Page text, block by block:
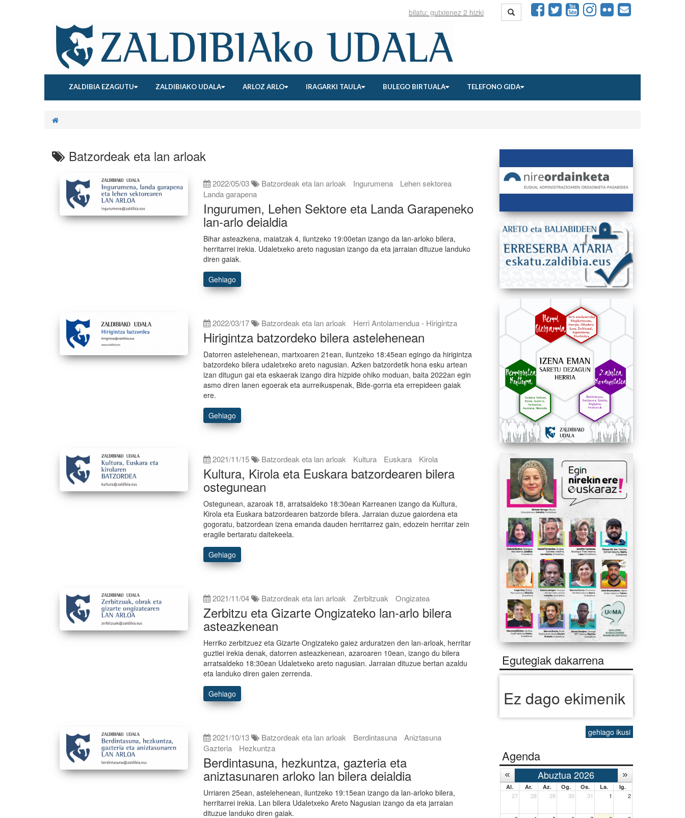
ZALDIBIA EZAGUTU ZALDIBIAKO UDALA ARLOZ ARLO IRAGARKI TAULA BULEGO BIRTUALA TELEFONO GIDA
Batzordeak eta lan arloak
2022/05/03 Batzordeak eta lan arloak Ingurumena
Lehen sektorea
Landa garapena
Ingurumen, Lehen Sektore eta Landa Garapeneko
lan-arlo deialdia
Bihar asteazkena, maiatzak 4, iluntzeko 19:00etan izango da lan-arloko bilera,
herritarrei irekia. Udaletxeko areto nagusian izango da eta jarraian dituzue landuko
diren gaiak.
Gehiago
2022/03/17 Batzordeak eta lan arloak Herri Antolamendua - Hirigintza
Hirigintza batzordeko bilera astelehenean
Datorren astelehenean, martxoaren 21ean, iluntzeko 18:45ean egingo da hirigintza
batzordeko bilera udaletxeko areto nagusian. Azken batzordetik hona esku artean
izan ditugun gai eta eskaerak izango dira hizpide ohiko moduan, baita 2022an egin
asmo diren lanen egoerak eta aurreikuspenak, Bide-gorria eta errepideen gaiak
ere.
Gehiago
2021/11/15 Batzordeak eta lan arloak Kultura Euskara Kirola
Kultura, Kirola eta Euskara batzordearen bilera
ostegunean
Ostegunean, azaroak 18, arratsaldeko 18:30ean Karreanen izango da Kultura,
Kirola eta Euskara batzordearen batzorde bilera. Jarraian duzue gaiordena eta
gogoratu, batzordean izena emanda dauden herritarrez gain, edozein herritar zein
eragile bertaratu daitekeela.
Gehiago
2021/11/04 Batzordeak eta lan arloak Zerbitzuak Ongizatea
Zerbitzu eta Gizarte Ongizateko lan-arlo bilera
asteazkenean
Herriko zerbitzuez eta Gizarte Ongizateko gaiez arduratzen den lan-arloak, herritar
guztiei irekia denak, datorren asteazkenean, azaroaren 10ean, izango du bilera
arratsaldeko 18:30ean Udaletxeko areto nagusian. Jarraian dituzue bertan azaldu
eta landuko diren gaien zerrenda.
Gehiago
2021/10/13 Batzordeak eta lan arloak Berdintasuna
Aniztasuna
Gazteria
Hezkuntza
Berdintasuna, hezkuntza, gazteria eta
aniztasunaren arloko lan bilera deialdia
Urriaren 25ean, astelehenean, iluntzeko 19:15ean izango da lan-arloko bilera,
herritarrei irekia. Lan bilera Udaletxeko Areto Nagusian izango da eta jarraian
dituzue landuko diren gaiak.
Egutegiak dakarrena
Ez dago ekimenik
gehiago ikusi
Agenda
Abuztua 2026
Al. Ar. Az. Og. Os. La. Ig.
27 28 29 30 31 1 2